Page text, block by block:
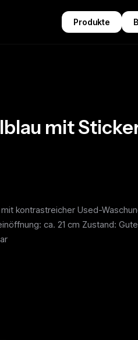
Produkte
mit
kontrastreicher Used-
ca. 21 cm Zustand: